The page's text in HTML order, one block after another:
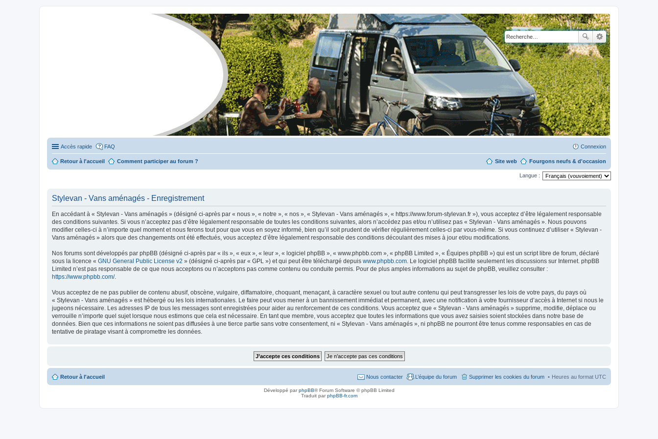
Stylevan - Vans aménagés
Accès rapide FAQ Connexion
Retour à l'accueil Comment participer au forum ? Fourgons neufs & d'occasion
Site web
Langue :
Stylevan - Vans aménagés - Enregistrement
En accédant à « Stylevan - Vans aménagés » (désigné ci-après par « nous », « notre », « nos », « Stylevan - Vans aménagés », « https://www.forum-stylevan.fr »), vous acceptez d’être légalement responsable
des conditions suivantes. Si vous n’acceptez pas d’être légalement responsable de toutes les conditions suivantes, alors n’accédez pas et/ou n’utilisez pas « Stylevan - Vans aménagés ». Nous pouvons
modifier celles-ci à n’importe quel moment et nous ferons tout pour que vous en soyez informé, bien qu’il soit prudent de vérifier régulièrement celles-ci par vous-même. Si vous continuez d’utiliser « Stylevan -
Vans aménagés » alors que des changements ont été effectués, vous acceptez d’être légalement responsable des conditions découlant des mises à jour et/ou modifications.
Nos forums sont développés par phpBB (désigné ci-après par « ils », « eux », « leur », « logiciel phpBB », « www.phpbb.com », « phpBB Limited », « Équipes phpBB ») qui est un script libre de forum, déclaré
sous la licence « GNU General Public License v2 » (désigné ci-après par « GPL ») et qui peut être téléchargé depuis www.phpbb.com . Le logiciel phpBB facilite seulement les discussions sur Internet. phpBB
Limited n’est pas responsable de ce que nous acceptons ou n’acceptons pas comme contenu ou conduite permis. Pour de plus amples informations au sujet de phpBB, veuillez consulter :
https://www.phpbb.com/.
Vous acceptez de ne pas publier de contenu abusif, obscène, vulgaire, diffamatoire, choquant, menaçant, à caractère sexuel ou tout autre contenu qui peut transgresser les lois de votre pays, du pays où
« Stylevan - Vans aménagés » est hébergé ou les lois internationales. Le faire peut vous mener à un bannissement immédiat et permanent, avec une notification à votre fournisseur d’accès à Internet si nous le
jugeons nécessaire. Les adresses IP de tous les messages sont enregistrées pour aider au renforcement de ces conditions. Vous acceptez que « Stylevan - Vans aménagés » supprime, modifie, déplace ou
verrouille n’importe quel sujet lorsque nous estimons que cela est nécessaire. En tant que membre, vous acceptez que toutes les informations que vous avez saisies soient stockées dans notre base de
données. Bien que ces informations ne soient pas diffusées à une tierce partie sans votre consentement, ni « Stylevan - Vans aménagés », ni phpBB ne pourront être tenus comme responsables en cas de
tentative de piratage visant à compromettre les données.
Retour à l'accueil Heures au format UTC
Supprimer les cookies du forum
L’équipe du forum
Nous contacter
Développé parphpBB® Forum Software © phpBB Limited
Traduit parphpBB-fr.com